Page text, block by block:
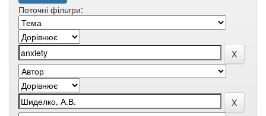
Поточні фільтри: